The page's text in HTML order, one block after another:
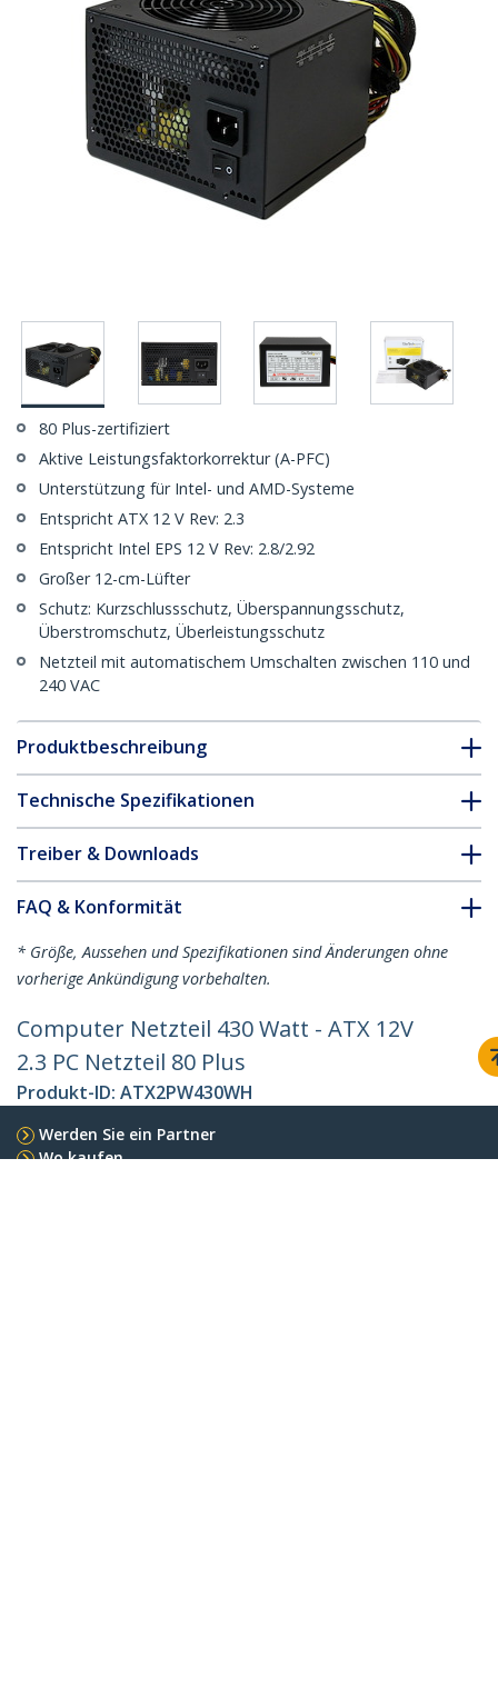
80 Plus-zertifiziert
Aktive Leistungsfaktorkorrektur (A-PFC)
Unterstützung für Intel- und AMD-Systeme
Entspricht ATX 12 V Rev: 2.3
Entspricht Intel EPS 12 V Rev: 2.8/2.92
Großer 12-cm-Lüfter
Schutz: Kurzschlussschutz, Überspannungsschutz,
Überstromschutz, Überleistungsschutz
Netzteil mit automatischem Umschalten zwischen 110 und
240 VAC
Produktbeschreibung
Technische Spezifikationen
Treiber & Downloads
FAQ & Konformität
* Größe, Aussehen und Spezifikationen sind Änderungen ohne
vorherige Ankündigung vorbehalten.
Computer Netzteil 430 Watt - ATX 12V
2.3 PC Netzteil 80 Plus
Produkt-ID: ATX2PW430WH
Werden Sie ein Partner
Wo kaufen